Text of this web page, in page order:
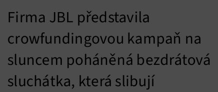
Firma JBL představila
crowfundingovou kampaň na
sluncem poháněná bezdrátová
sluchátka, která slibují